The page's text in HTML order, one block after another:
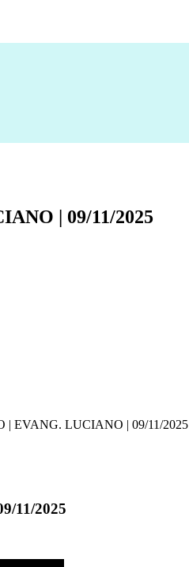
| 09/11/2025
| EVANG. LUCIANO | 09/11/2025
11/2025